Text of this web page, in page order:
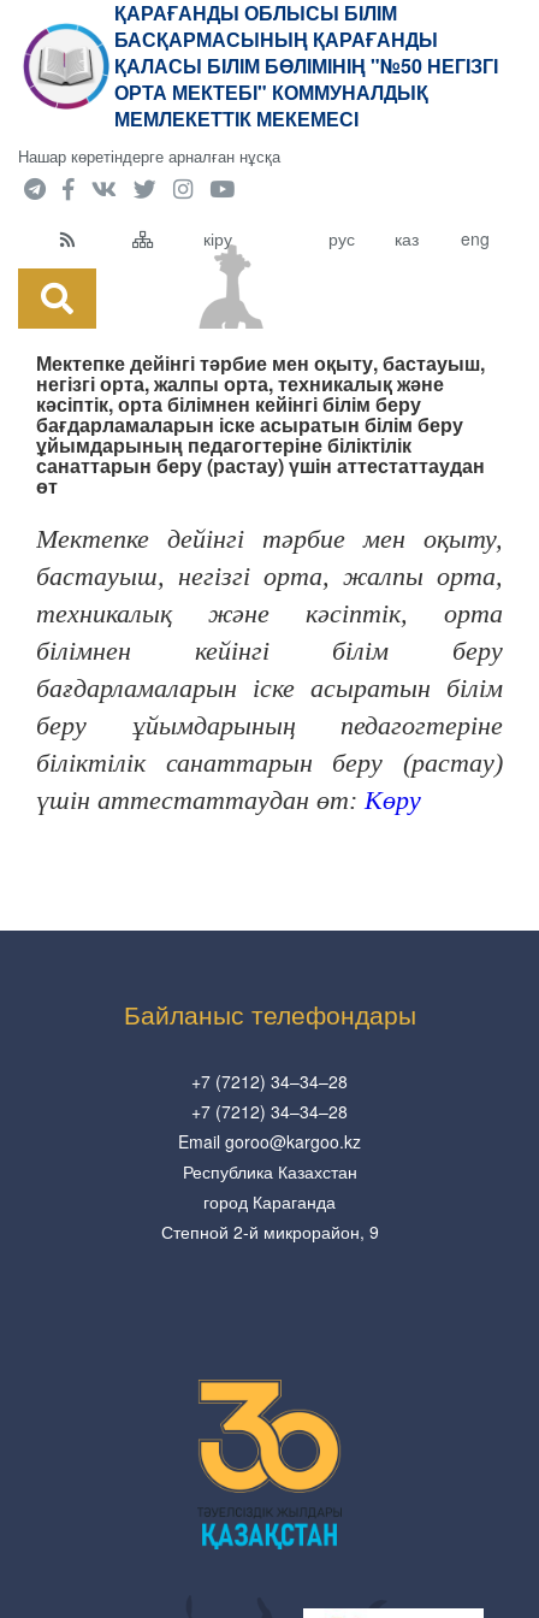
ҚАРАҒАНДЫ ОБЛЫСЫ БІЛІМ
БАСҚАРМАСЫНЫҢ ҚАРАҒАНДЫ
ҚАЛАСЫ БІЛІМ БӨЛІМІНІҢ "№50 НЕГІЗГІ
ОРТА МЕКТЕБІ" КОММУНАЛДЫҚ
МЕМЛЕКЕТТІК МЕКЕМЕСІ
Нашар көретіндерге арналған нұсқа
кіру рус каз eng
Мектепке дейінгі тәрбие мен оқыту, бастауыш,
негізгі орта, жалпы орта, техникалық және
кәсіптік, орта білімнен кейінгі білім беру
бағдарламаларын іске асыратын білім беру
ұйымдарының педагогтеріне біліктілік
санаттарын беру (растау) үшін аттестаттаудан
өт
Мектепке дейінгі тәрбие мен оқыту,
бастауыш, негізгі орта, жалпы орта,
техникалық және кәсіптік, орта
білімнен кейінгі білім беру
бағдарламаларын іске асыратын білім
беру ұйымдарының педагогтеріне
біліктілік санаттарын беру (растау)
үшін аттестаттаудан өт:Көру
Байланыс телефондары
+7 (7212) 34–34–28
+7 (7212) 34–34–28
Email goroo@kargoo.kz
Республика Казахстан
город Караганда
Степной 2-й микрорайон, 9